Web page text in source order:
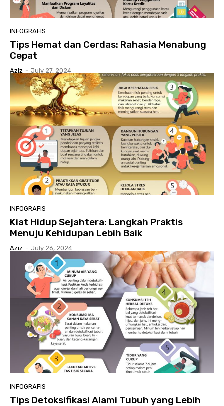
INFOGRAFIS
Tips Hemat dan Cerdas: Rahasia Menabung
Cepat
Aziz - July 27, 2024
INFOGRAFIS
Kiat Hidup Sejahtera: Langkah Praktis
Menuju Kehidupan Lebih Baik
Aziz - July 26, 2024
INFOGRAFIS
Tips Detoksifikasi Alami Tubuh yang Lebih